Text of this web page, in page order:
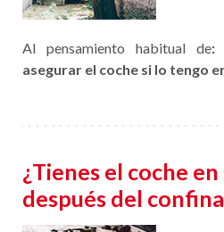
Al pensamiento habitual de:
asegurar el coche si lo tengo
¿Tienes el coche
después del